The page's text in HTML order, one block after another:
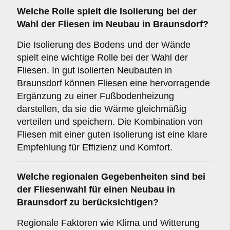
Welche Rolle spielt die Isolierung bei der
Wahl der Fliesen im Neubau in Braunsdorf?
Die Isolierung des Bodens und der Wände
spielt eine wichtige Rolle bei der Wahl der
Fliesen. In gut isolierten Neubauten in
Braunsdorf können Fliesen eine hervorragende
Ergänzung zu einer Fußbodenheizung
darstellen, da sie die Wärme gleichmäßig
verteilen und speichern. Die Kombination von
Fliesen mit einer guten Isolierung ist eine klare
Empfehlung für Effizienz und Komfort.
Welche regionalen Gegebenheiten sind bei
der Fliesenwahl für einen Neubau in
Braunsdorf zu berücksichtigen?
Regionale Faktoren wie Klima und Witterung